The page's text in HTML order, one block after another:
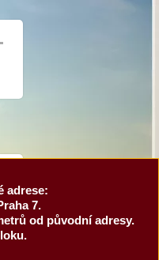
adrese:
7.
od původní adresy.